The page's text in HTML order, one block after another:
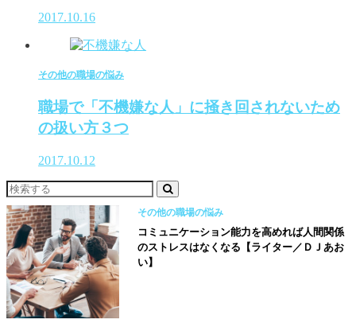
2017.10.16
その他の職場の悩み
職場で「不機嫌な人」に掻き回されないため
の扱い方３つ
2017.10.12
その他の職場の悩み
コミュニケーション能力を高めれば人間関係
のストレスはなくなる【ライター／ＤＪあお
い】